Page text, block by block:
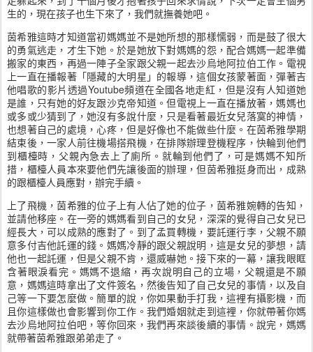
生的，現在孩子也生下來了，我們就撫養她吧。
茵希雅這時才知道當初媽媽並不是她所想的那樣懦弱，而是鼓了很大
的勇氣逃走，才生下她。於是她放下對媽媽的怨，配合媽媽一起準備
搬家的東西，再過一陣子全家跟父親一起去沙烏地阿拉伯工作。電視
上一直在播報著「隱藏的大明星」的報導，這個女孩蒙著面，彈著吉
他唱歌的影片透過Youtube頻道在全國各地走紅，但是沒有人知道她
是誰，只有她的好友跟沙克帝知道。但電視上一直在播放著，媽媽也
或多或少猜到了，她沒有多說什麼，只是看著最近女兒落寞的神情，
也想著自己的處境，心疼，但是好像也不能做些什麼。在茵希雅學期
結束後，一家人前往機場搭飛機，在排隊辦理登機程序，快輪到他們
到櫃檯時，父親內急去上了廁所。就輪到他們了，可是媽媽不知所
措，櫃檯人員本來要他們先讓後面的辦理，但茵希雅挺身而出，成熟
的跟櫃檯人員應對，辦完手續。
上了飛機，茵希雅的位子上有人佔了她的位子，茵希雅婉轉的告知，
並請他移座。在一旁的媽媽看到自己的女兒，深深的覺得自己女兒已
經長大，可以成熟的應對了。到了孟買轉機，要託運行李，父親不願
意多付吉他託運的錢。媽媽冷靜的跟父親說明，這是女兒的夢想，請
他也一起託運，但是父親不肯，還威嚇她。接下來的一幕，讓我眼眶
含著眼淚看完。媽媽不退縮，再次說明自己的立場，父親還是不願
意，媽媽這時拿出了文件簽名，然後告知了自己女兒的事情，以及自
己等一下要怎麼做。簡單的說，你如果動手打我，這裡有攝影機，而
且你這樣做也會影響到你工作。我們婚姻就走到這裡，你就帶著你媽
去沙烏地阿拉伯吧，等你回來，我們再來談後續的事情。說完，媽媽
就帶著茵希雅跟弟弟走了。